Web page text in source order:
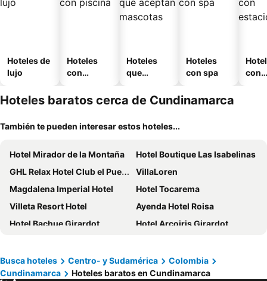
Hoteles de
lujo
Hoteles
con
Hoteles
que
mascotas
Hoteles
con spa
con
Hoteles baratos cerca de Cundinamarca
También te pueden interesar estos hoteles...
Hotel Mirador de la Montaña
Hotel Boutique Las Isabelinas
GHL Relax Hotel Club el Puente
VillaLoren
Magdalena Imperial Hotel
Hotel Tocarema
Villeta Resort Hotel
Ayenda Hotel Roisa
Hotel Bachue Girardot
Hotel Arcoiris Girardot
Hotel Girardot Resort by On Vacation
Hotel los Puentes Comfacundi
Finca Hotel - Piscina La Johanna
Hotel La Puerta Del Ángel
Busca hoteles Centro- y Sudamérica
Colombia
Cundinamarca
Hoteles baratos en Cundinamarca